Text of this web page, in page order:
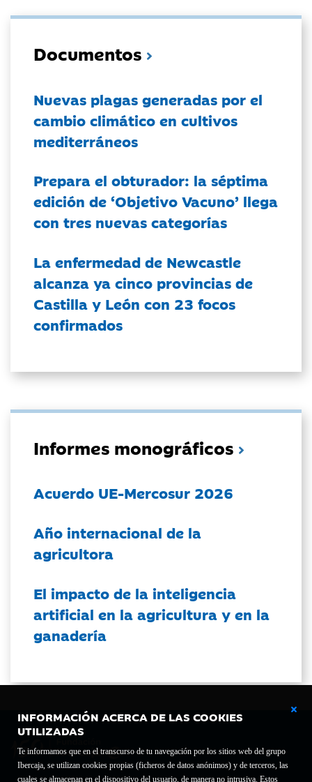
INFORMACIÓN ACERCA DE LAS COOKIES
UTILIZADAS
Te informamos que en el transcurso de tu navegación por los sitios web del grupo
Ibercaja, se utilizan cookies propias (ficheros de datos anónimos) y de terceros, las
cuales se almacenan en el dispositivo del usuario, de manera no intrusiva. Estos
Documentos
Nuevas plagas generadas por el
cambio climático en cultivos
mediterráneos
Prepara el obturador: la séptima
edición de ‘Objetivo Vacuno’ llega
con tres nuevas categorías
La enfermedad de Newcastle
alcanza ya cinco provincias de
Castilla y León con 23 focos
confirmados
Informes monográficos
Acuerdo UE-Mercosur 2026
Año internacional de la
agricultora
El impacto de la inteligencia
artificial en la agricultura y en la
ganadería